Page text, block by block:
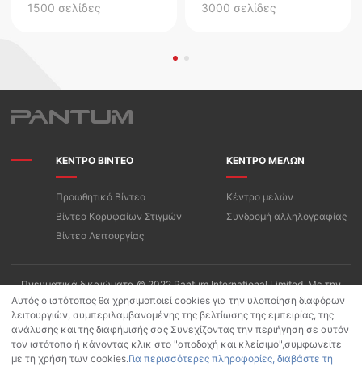
1500 σελίδες
3000 σελίδες
ΚΕΝΤΡΟ ΒΙΝΤΕΟ
Προωθητικό Βίντεο
Βίντεο Κορυφαίων Στιγμών
Βίντεο Λειτουργίας
ΚΕΝΤΡΟ ΜΕΛΩΝ
Κέντρο μελών
Συνδρομή αλληλογραφίας
Πνευματικά δικαιώματα © 2022 Pantum International Limited. Με την
επιφύλαξη παντός δικαιώματος
Όροι Χρήσης/Πολιτική Απορρήτου της «PANTUM»
Πολιτική προστασίας προσωπικών δεδομένων για Pantum App
Πολιτική Cookies
Αυτός ο ιστότοπος θα χρησιμοποιεί cookies για την υλοποίηση διαφόρων
λειτουργιών, συμπεριλαμβανομένης της βελτίωσης της εμπειρίας, της
ανάλυσης και της διαφήμισής σας Συνεχίζοντας την περιήγηση σε αυτόν
τον ιστότοπο ή κάνοντας κλικ στο "αποδοχή και κλείσιμο",συμφωνείτε
με τη χρήση των cookies.Για περισσότερες πληροφορίες, διαβάστε τη